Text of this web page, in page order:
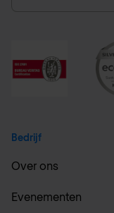
Bedrijf
Over ons
Evenementen